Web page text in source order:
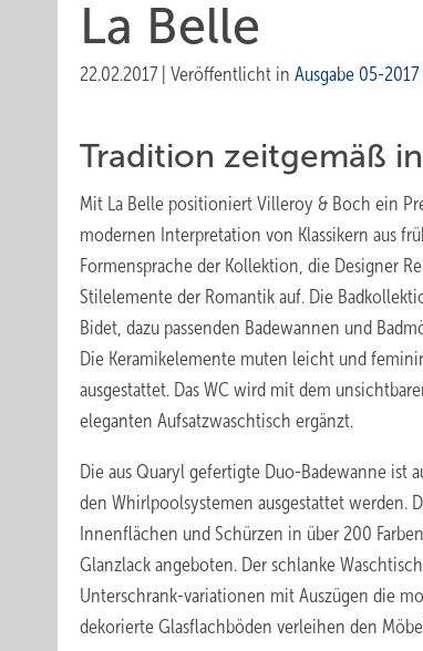
La Belle
22.02.2017 Veröffentlicht in Ausgabe 05-2017
Tradition zeitgemäß
Mit La Belle positioniert Villeroy & Boch ein
modernen Interpretation von Klassikern aus
Formensprache der Kollektion, die Designer
Stilelemente der Romantik auf. Die
Bidet, dazu passenden Badewannen und
Die Keramikelemente muten leicht und
ausgestattet. Das WC wird mit dem
eleganten Aufsatzwaschtisch ergänzt.
Die aus Quaryl gefertigte Duo-Badewanne ist
den Whirlpoolsystemen ausgestattet werden.
Innenflächen und Schürzen in über 200
Glanzlack angeboten. Der schlanke
Unterschrank-variationen mit Auszügen die
dekorierte Glasflachböden verleihen den